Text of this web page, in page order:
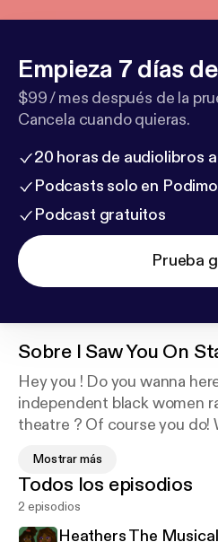
Empieza 7 días
$99 / mes después de la
Cancela cuando quieras.
20 horas de audiolibros
Podcasts solo en Podimo
Podcast gratuitos
Prueba
Sobre I Saw You On
Hey you ! Do you wanna
independent black women
theatre ? Of course you do!
Lex, where we talk about
going ons of musical
cinematic counterparts.
Mostrar más
Todos los episodios
2 episodios
Heathers The